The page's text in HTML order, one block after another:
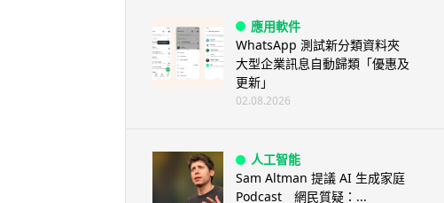
應用軟件
WhatsApp 測試新分類資料夾
大型企業訊息自動歸類「優惠及
更新」
02.08.2026
人工智能
Sam Altman 提議 AI 生成家庭
Podcast 網民質疑：...